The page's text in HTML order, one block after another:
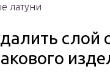
латуни
слой